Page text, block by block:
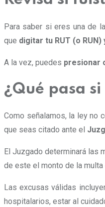
Para saber si eres una de
que digitar tu RUT (o
A la vez, puedes presionar
¿Qué pasa
Como señalamos, la ley no
que seas citado ante el
El Juzgado determinará las
de este el monto de la
Las excusas válidas
hospitalarios, estar al